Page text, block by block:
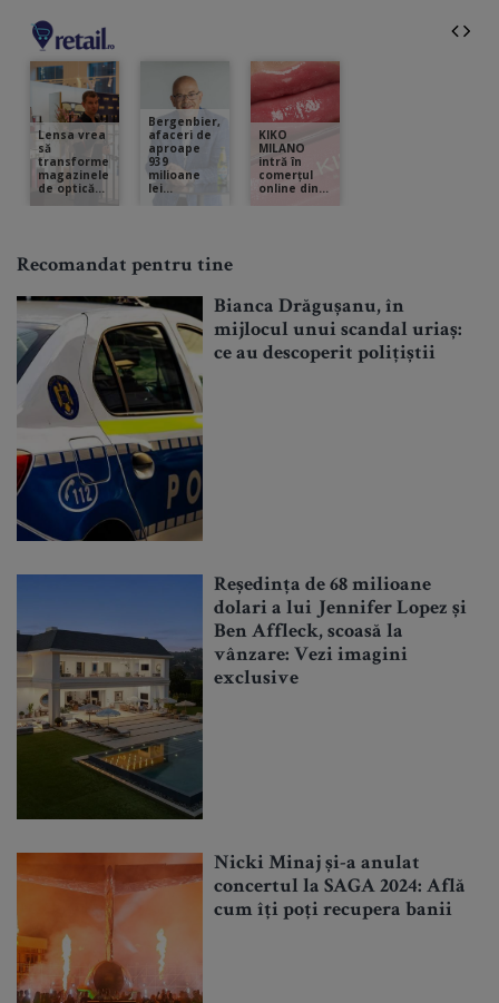
Recomandat pentru tine
Bianca Drăgușanu, în
mijlocul unui scandal uriaș:
ce au descoperit polițiștii
Reședința de 68 milioane
dolari a lui Jennifer Lopez și
Ben Affleck, scoasă la
vânzare: Vezi imagini
exclusive
Nicki Minaj și-a anulat
concertul la SAGA 2024: Află
cum îți poți recupera banii